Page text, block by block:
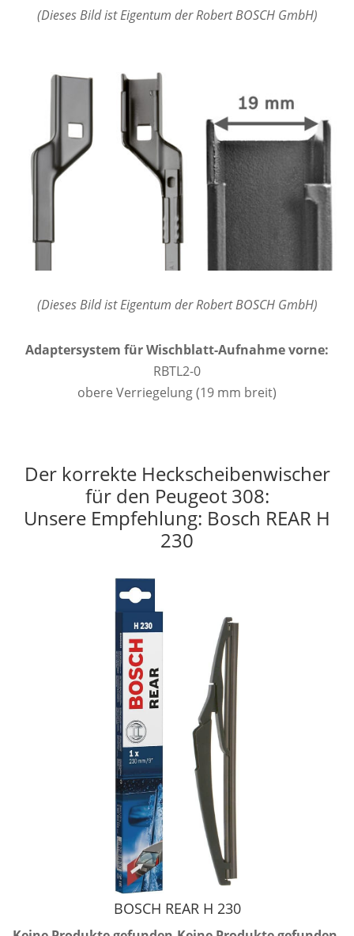
(Dieses Bild ist Eigentum der Robert BOSCH GmbH)
(Dieses Bild ist Eigentum der Robert BOSCH GmbH)
Adaptersystem für Wischblatt-Aufnahme vorne:
RBTL2-0
obere Verriegelung (19 mm breit)
Der korrekte Heckscheibenwischer
für den Peugeot 308:
Unsere Empfehlung: Bosch REAR H
230
BOSCH REAR H 230